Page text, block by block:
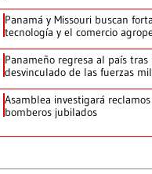
Panamá y Missouri buscan
tecnología y el comercio
Panameño regresa al país tras
desvinculado de las fuerzas
Asamblea investigará
bomberos jubilados